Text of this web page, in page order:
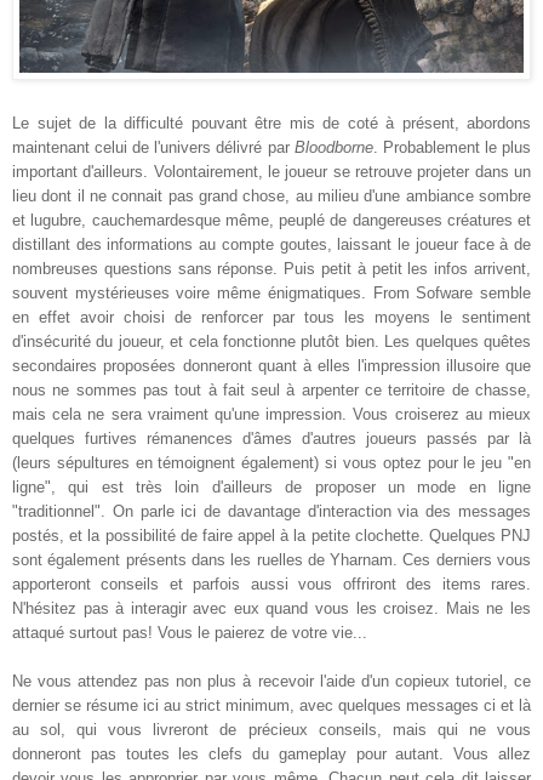
Le sujet de la difficulté pouvant être mis de coté à présent, abordons
maintenant celui de l'univers délivré par Bloodborne. Probablement le plus
important d'ailleurs. Volontairement, le joueur se retrouve projeter dans un
lieu dont il ne connait pas grand chose, au milieu d'une ambiance sombre
et lugubre, cauchemardesque même, peuplé de dangereuses créatures et
distillant des informations au compte goutes, laissant le joueur face à de
nombreuses questions sans réponse. Puis petit à petit les infos arrivent,
souvent mystérieuses voire même énigmatiques. From Sofware semble
en effet avoir choisi de renforcer par tous les moyens le sentiment
d'insécurité du joueur, et cela fonctionne plutôt bien. Les quelques quêtes
secondaires proposées donneront quant à elles l'impression illusoire que
nous ne sommes pas tout à fait seul à arpenter ce territoire de chasse,
mais cela ne sera vraiment qu'une impression. Vous croiserez au mieux
quelques furtives rémanences d'âmes d'autres joueurs passés par là
(leurs sépultures en témoignent également) si vous optez pour le jeu "en
ligne", qui est très loin d'ailleurs de proposer un mode en ligne
"traditionnel". On parle ici de davantage d'interaction via des messages
postés, et la possibilité de faire appel à la petite clochette. Quelques PNJ
sont également présents dans les ruelles de Yharnam. Ces derniers vous
apporteront conseils et parfois aussi vous offriront des items rares.
N'hésitez pas à interagir avec eux quand vous les croisez. Mais ne les
attaqué surtout pas! Vous le paierez de votre vie...
Ne vous attendez pas non plus à recevoir l'aide d'un copieux tutoriel, ce
dernier se résume ici au strict minimum, avec quelques messages ci et là
au sol, qui vous livreront de précieux conseils, mais qui ne vous
donneront pas toutes les clefs du gameplay pour autant. Vous allez